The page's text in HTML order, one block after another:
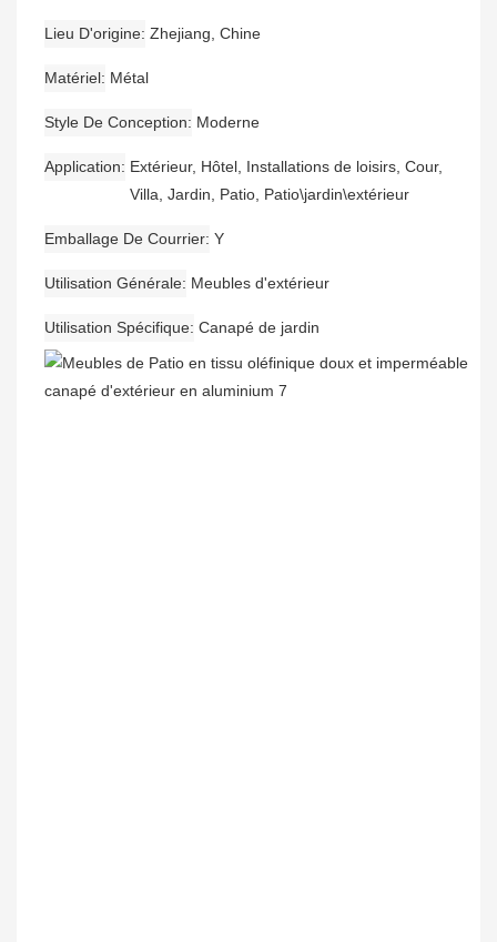
Lieu D'origine Zhejiang, Chine
Matériel Métal
Style De Conception Moderne
Application
Extérieur, Hôtel, Installations de loisirs, Cour,
Villa, Jardin, Patio, Patio\jardin\extérieur
Emballage De Courrier Y
Utilisation Générale Meubles d'extérieur
Utilisation Spécifique Canapé de jardin